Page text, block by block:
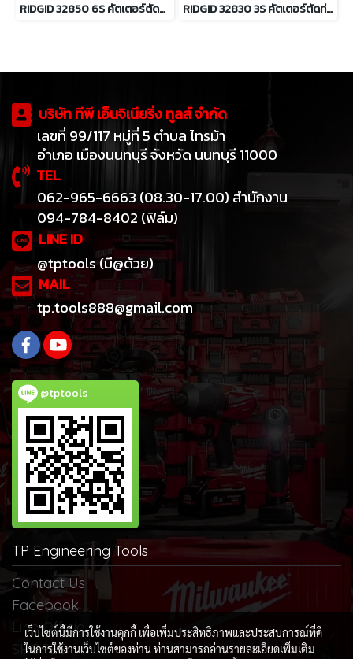
RIDGID 32850 6S คัตเตอร์ตัดท่อสำหรับงานหนัก ตัดท่อ 4 - 6นิ้ว RIDGID 32830 3S คัตเตอร์ตัดท่อ สำหรับงานหนัก ตัดท่อ 1-3 นิ้ว
บริษัท ทีพี เอ็นจิเนียริ่ง ทูลส์ จำกัด
เลขที่ 99/117 หมู่ที่ 5 ตำบล ไทรม้า
อำเภอ เมืองนนทบุรี จังหวัด นนทบุรี 11000
TEL
062-965-6663 (08.30-17.00) สำนักงาน
094-784-8402 (ฟิล์ม)
LINE ID
@tptools (มี@ด้วย)
MAIL
tp.tools888@gmail.com
@tptools
TP Engineering Tools
Contact Us
Facebook
Line Official
SHOPEE
เว็บไซต์นี้มีการใช้งานคุกกี้ เพื่อเพิ่มประสิทธิภาพและประสบการณ์ที่ดี
ในการใช้งานเว็บไซต์ของท่าน ท่านสามารถอ่านรายละเอียดเพิ่มเติม